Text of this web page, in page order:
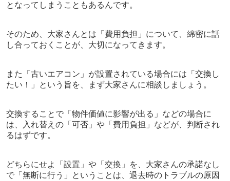
となってしまうこともあるんです。
そのため、大家さんとは「費用負担」について、綿密に話
し合っておくことが、大切になってきます。
また「古いエアコン」が設置されている場合には「交換し
たい！」という旨を、まず大家さんに相談しましょう。
交換することで「物件価値に影響が出る」などの場合に
は、入れ替えの「可否」や「費用負担」などが、判断され
るはずです。
どちらにせよ「設置」や「交換」を、大家さんの承諾なし
で「無断に行う」ということは、退去時のトラブルの原因